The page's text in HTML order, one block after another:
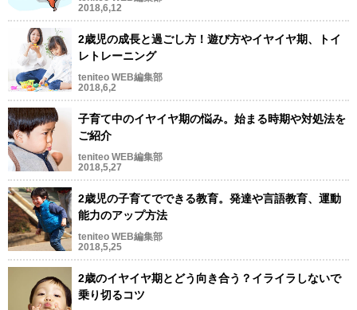
2018,6,12
2歳児の成長と過ごし方！遊び方やイヤイヤ期、トイ
レトレーニング
teniteo WEB編集部
2018,6,2
子育て中のイヤイヤ期の悩み。始まる時期や対処法を
ご紹介
teniteo WEB編集部
2018,5,27
2歳児の子育てでできる教育。発達や言語教育、運動
能力のアップ方法
teniteo WEB編集部
2018,5,25
2歳のイヤイヤ期とどう向き合う？イライラしないで
乗り切るコツ